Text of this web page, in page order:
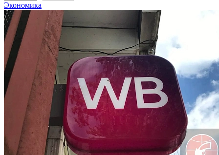
Экономика